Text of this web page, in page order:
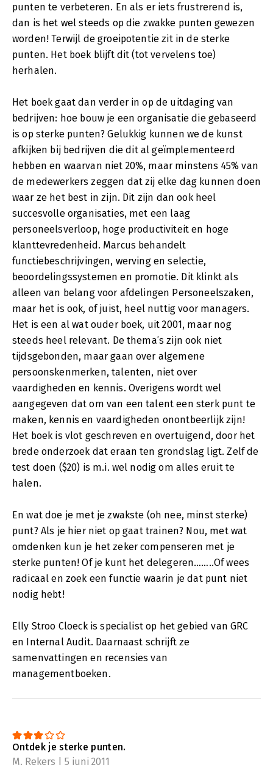
punten te verbeteren. En als er iets frustrerend is,
dan is het wel steeds op die zwakke punten gewezen
worden! Terwijl de groeipotentie zit in de sterke
punten. Het boek blijft dit (tot vervelens toe)
herhalen.
Het boek gaat dan verder in op de uitdaging van
bedrijven: hoe bouw je een organisatie die gebaseerd
is op sterke punten? Gelukkig kunnen we de kunst
afkijken bij bedrijven die dit al geïmplementeerd
hebben en waarvan niet 20%, maar minstens 45% van
de medewerkers zeggen dat zij elke dag kunnen doen
waar ze het best in zijn. Dit zijn dan ook heel
succesvolle organisaties, met een laag
personeelsverloop, hoge productiviteit en hoge
klanttevredenheid. Marcus behandelt
functiebeschrijvingen, werving en selectie,
beoordelingssystemen en promotie. Dit klinkt als
alleen van belang voor afdelingen Personeelszaken,
maar het is ook, of juist, heel nuttig voor managers.
Het is een al wat ouder boek, uit 2001, maar nog
steeds heel relevant. De thema’s zijn ook niet
tijdsgebonden, maar gaan over algemene
persoonskenmerken, talenten, niet over
vaardigheden en kennis. Overigens wordt wel
aangegeven dat om van een talent een sterk punt te
maken, kennis en vaardigheden onontbeerlijk zijn!
Het boek is vlot geschreven en overtuigend, door het
brede onderzoek dat eraan ten grondslag ligt. Zelf de
test doen ($20) is m.i. wel nodig om alles eruit te
halen.
En wat doe je met je zwakste (oh nee, minst sterke)
punt? Als je hier niet op gaat trainen? Nou, met wat
omdenken kun je het zeker compenseren met je
sterke punten! Of je kunt het delegeren……..Of wees
radicaal en zoek een functie waarin je dat punt niet
nodig hebt!
Elly Stroo Cloeck is specialist op het gebied van GRC
en Internal Audit. Daarnaast schrijft ze
samenvattingen en recensies van
managementboeken.
Ontdek je sterke punten.
M. Rekers | 5 juni 2011